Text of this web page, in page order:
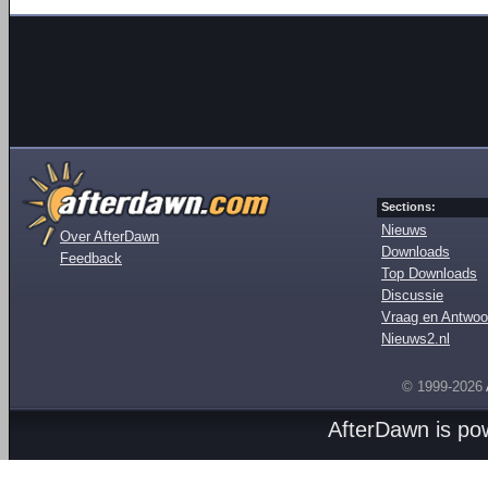
Over AfterDawn
Feedback
Sections:
Nieuws
Downloads
Top Downloads
Discussie
Vraag en
Nieuws2.nl
© 1999-2026
AfterDawn is